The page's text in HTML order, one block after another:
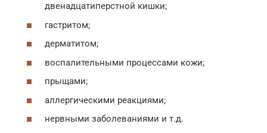
двенадцатиперстной кишки;
гастритом;
дерматитом;
воспалительными процессами кожи;
прыщами;
аллергическими реакциями;
нервными заболеваниями и т.д.